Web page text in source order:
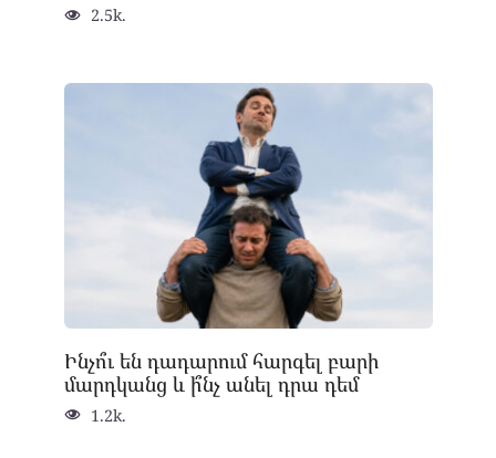
2.5k.
Ինչո՞ւ են դադարում հարգել բարի
մարդկանց և ի՞նչ անել դրա դեմ
1.2k.